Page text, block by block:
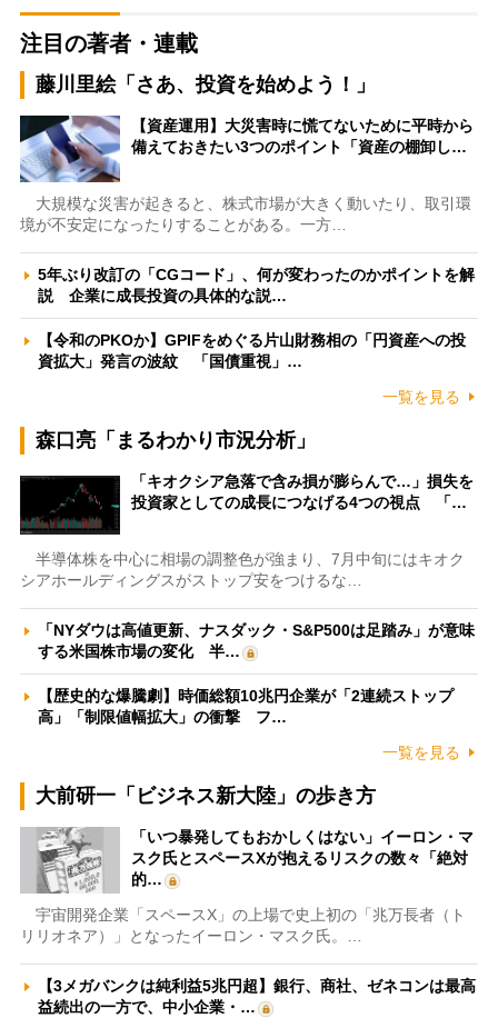
注目の著者・連載
藤川里絵「さあ、投資を始めよう！」
【資産運用】大災害時に慌てないために平時から
備えておきたい3つのポイント「資産の棚卸し…
大規模な災害が起きると、株式市場が大きく動いたり、取引環
境が不安定になったりすることがある。一方…
5年ぶり改訂の「CGコード」、何が変わったのかポイントを解
説 企業に成長投資の具体的な説…
【令和のPKOか】GPIFをめぐる片山財務相の「円資産への投
資拡大」発言の波紋 「国債重視」…
一覧を見る
森口亮「まるわかり市況分析」
「キオクシア急落で含み損が膨らんで…」損失を
投資家としての成長につなげる4つの視点 「…
半導体株を中心に相場の調整色が強まり、7月中旬にはキオク
シアホールディングスがストップ安をつけるな…
「NYダウは高値更新、ナスダック・S&P500は足踏み」が意味
する米国株市場の変化 半…
【歴史的な爆騰劇】時価総額10兆円企業が「2連続ストップ
高」「制限値幅拡大」の衝撃 フ…
一覧を見る
大前研一「ビジネス新大陸」の歩き方
「いつ暴発してもおかしくはない」イーロン・マ
スク氏とスペースXが抱えるリスクの数々「絶対
的…
宇宙開発企業「スペースX」の上場で史上初の「兆万長者（ト
リリオネア）」となったイーロン・マスク氏。…
【3メガバンクは純利益5兆円超】銀行、商社、ゼネコンは最高
益続出の一方で、中小企業・…